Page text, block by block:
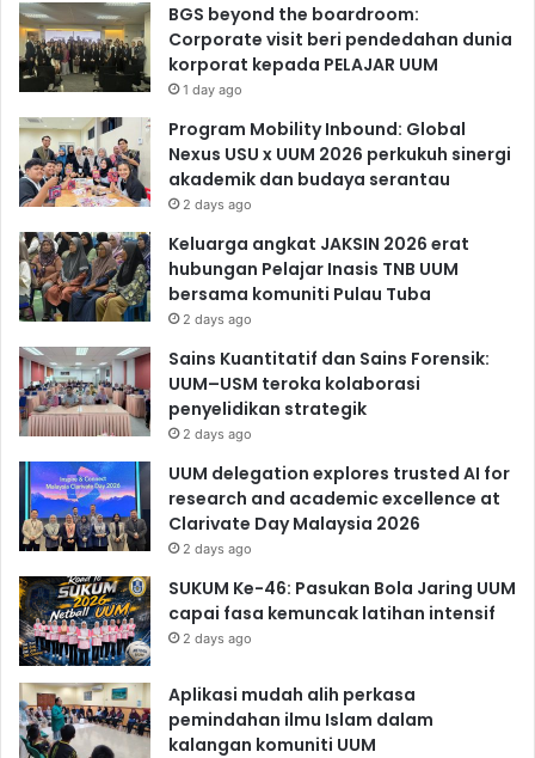
BGS beyond the boardroom:
Corporate visit beri pendedahan dunia
korporat kepada PELAJAR UUM
1 day ago
Program Mobility Inbound: Global
Nexus USU x UUM 2026 perkukuh sinergi
akademik dan budaya serantau
2 days ago
Keluarga angkat JAKSIN 2026 erat
hubungan Pelajar Inasis TNB UUM
bersama komuniti Pulau Tuba
2 days ago
Sains Kuantitatif dan Sains Forensik:
UUM–USM teroka kolaborasi
penyelidikan strategik
2 days ago
UUM delegation explores trusted AI for
research and academic excellence at
Clarivate Day Malaysia 2026
2 days ago
SUKUM Ke-46: Pasukan Bola Jaring UUM
capai fasa kemuncak latihan intensif
2 days ago
Aplikasi mudah alih perkasa
pemindahan ilmu Islam dalam
kalangan komuniti UUM